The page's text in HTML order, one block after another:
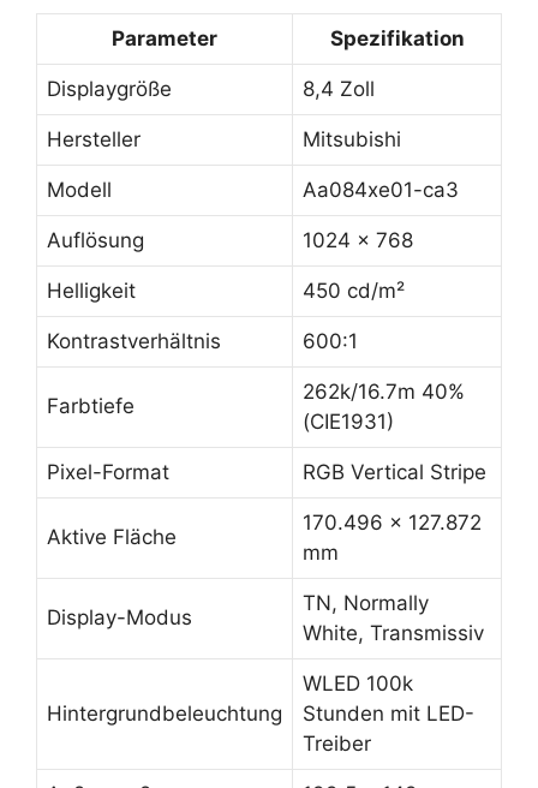
Parameter Spezifikation
Displaygröße 8,4 Zoll
Hersteller Mitsubishi
Modell Aa084xe01-ca3
Auflösung 1024 x 768
Helligkeit 450 cd/m²
Kontrastverhältnis 600:1
Farbtiefe
262k/16.7m 40%
(CIE1931)
Pixel-Format RGB Vertical Stripe
Aktive Fläche
170.496 x 127.872
mm
Display-Modus
TN, Normally
White, Transmissiv
Hintergrundbeleuchtung
WLED 100k
Stunden mit LED-
Treiber